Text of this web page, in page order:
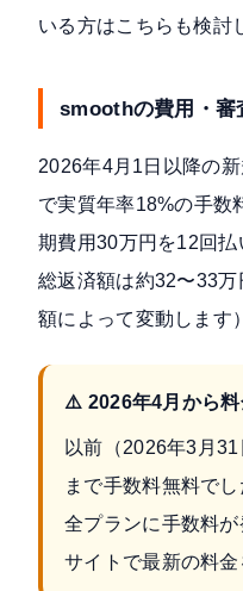
いる方はこちらも検討
smoothの費用・審
2026年4月1日以降の
で実質年率18%の手数
期費用30万円を12回
総返済額は約32〜33
額によって変動します
⚠️ 2026年4月から料
以前（2026年3月
まで手数料無料で
全プランに手数料
サイトで最新の料金